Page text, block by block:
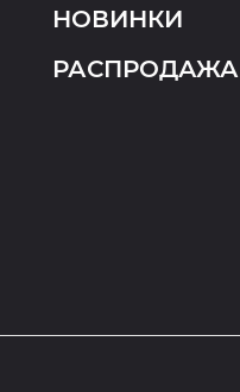
НОВИНКИ
РАСПРОДАЖА